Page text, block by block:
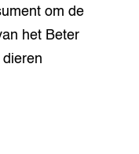
om de
het Beter